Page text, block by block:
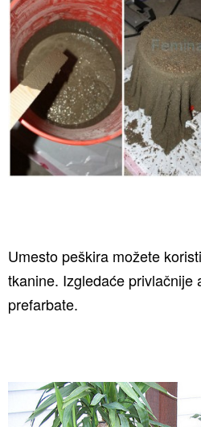
Umesto peškira možete
tkanine. Izgledaće privlačnije
prefarbate.